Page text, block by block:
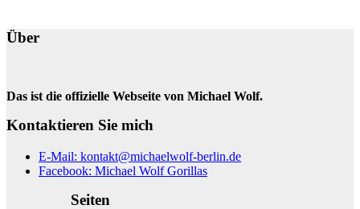
Über
Das ist die offizielle Webseite von Michael Wolf.
Kontaktieren Sie mich
E-Mail: kontakt@michaelwolf-berlin.de
Facebook: Michael Wolf Gorillas
Seiten